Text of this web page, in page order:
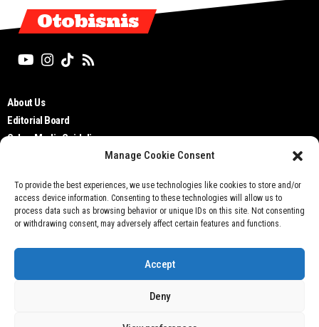
Manage Cookie Consent
To provide the best experiences, we use technologies like cookies to store and/or
access device information. Consenting to these technologies will allow us to
process data such as browsing behavior or unique IDs on this site. Not consenting
or withdrawing consent, may adversely affect certain features and functions.
Accept
Deny
Otobisnis
About Us
Editorial Board
Cyber Media Guidelines
Privacy Policy
Contact Us